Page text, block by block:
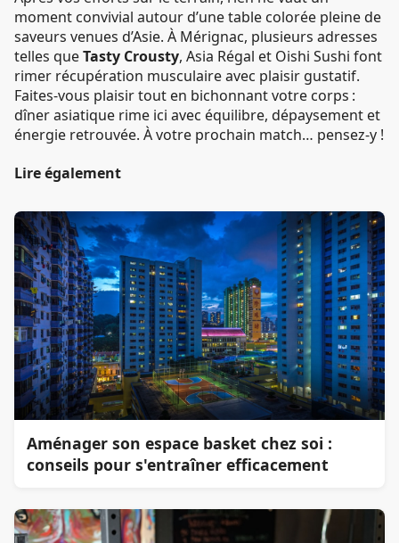
moment convivial autour d’une table colorée pleine de
saveurs venues d’Asie. À Mérignac, plusieurs adresses
telles queTasty Crousty, Asia Régal et Oishi Sushi font
rimer récupération musculaire avec plaisir gustatif.
Faites-vous plaisir tout en bichonnant votre corps :
dîner asiatique rime ici avec équilibre, dépaysement et
énergie retrouvée. À votre prochain match… pensez-y !
Lire également
Aménager son espace basket chez soi :
conseils pour s'entraîner efficacement